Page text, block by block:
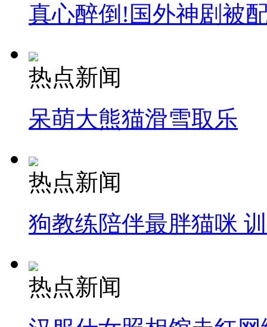
真心醉倒!国外神剧被
热点新闻
呆萌大熊猫滑雪取乐
热点新闻
狗教练陪伴最胖猫咪
热点新闻